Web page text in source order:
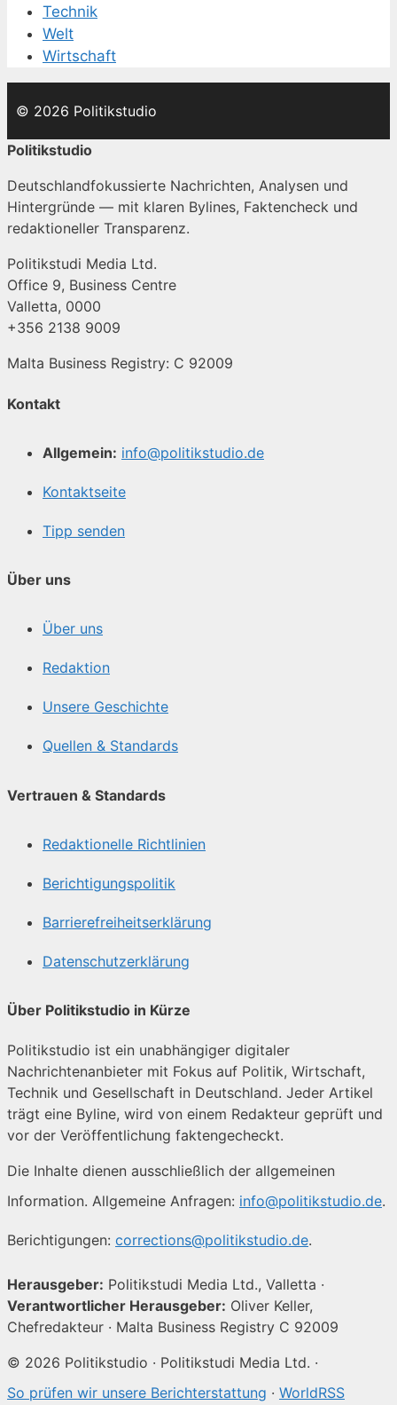
Technik
Welt
Wirtschaft
© 2026 Politikstudio
Politikstudio
Deutschlandfokussierte Nachrichten, Analysen und
Hintergründe — mit klaren Bylines, Faktencheck und
redaktioneller Transparenz.
Politikstudi Media Ltd.
Office 9, Business Centre
Valletta, 0000
+356 2138 9009
Malta Business Registry: C 92009
Kontakt
Allgemein: info@politikstudio.de
Kontaktseite
Tipp senden
Über uns
Über uns
Redaktion
Unsere Geschichte
Quellen & Standards
Vertrauen & Standards
Redaktionelle Richtlinien
Berichtigungspolitik
Barrierefreiheitserklärung
Datenschutzerklärung
Über Politikstudio in Kürze
Politikstudio ist ein unabhängiger digitaler
Nachrichtenanbieter mit Fokus auf Politik, Wirtschaft,
Technik und Gesellschaft in Deutschland. Jeder Artikel
trägt eine Byline, wird von einem Redakteur geprüft und
vor der Veröffentlichung faktengecheckt.
Die Inhalte dienen ausschließlich der allgemeinen
Information. Allgemeine Anfragen: info@politikstudio.de.
Berichtigungen: corrections@politikstudio.de.
Herausgeber: Politikstudi Media Ltd., Valletta ·
Verantwortlicher Herausgeber: Oliver Keller,
Chefredakteur · Malta Business Registry C 92009
© 2026 Politikstudio · Politikstudi Media Ltd. ·
So prüfen wir unsere Berichterstattung · WorldRSS